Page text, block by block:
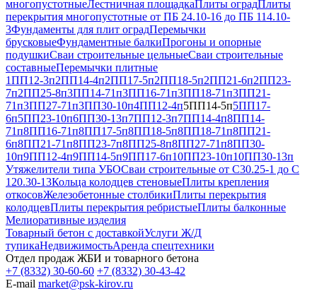
многопустотныеЛестничная площадкаПлиты оградПлиты
перекрытия многопустотные от ПБ 24.10-16 до ПБ 114.10-
3Фундаменты для плит оградПеремычки
брусковыеФундаментные балкиПрогоны и опорные
подушкиСваи строительные цельныеСваи строительные
составныеПеремычки плитные
1ПП12-3п2ПП14-4п2ПП17-5п2ПП18-5п2ПП21-6п2ПП23-
7п2ПП25-8п3ПП14-71п3ПП16-71п3ПП18-71п3ПП21-
71п3ПП27-71п3ПП30-10п4ПП12-4п5ПП14-5п5ПП17-
6п5ПП23-10п6ПП30-13п7ПП12-3п7ПП14-4п8ПП14-
71п8ПП16-71п8ПП17-5п8ПП18-5п8ПП18-71п8ПП21-
6п8ПП21-71п8ПП23-7п8ПП25-8п8ПП27-71п8ПП30-
10п9ПП12-4п9ПП14-5п9ПП17-6п10ПП23-10п10ПП30-13п
Утяжелители типа УБОСваи строительные от С30.25-1 до С
120.30-13Кольца колодцев стеновыеПлиты крепления
откосовЖелезобетонные столбикиПлиты перекрытия
колодцевПлиты перекрытия ребристыеПлиты балконные
Мелиоративные изделия
Товарный бетон с доставкойУслуги Ж/Д
тупикаНедвижимостьАренда спецтехники
Отдел продаж ЖБИ и товарного бетона
+7 (8332) 30-60-60 +7 (8332) 30-43-42
E-mail market@psk-kirov.ru